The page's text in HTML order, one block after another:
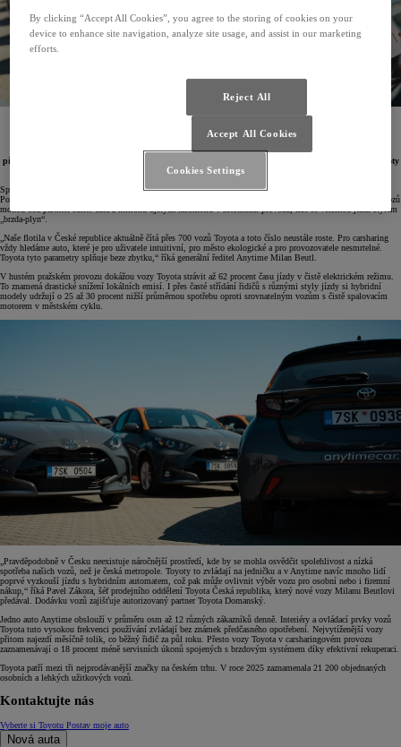
Carsharingová společnost Anytime si převzala dalších 180 nových vozů Toyota. Mezi nimi je 100
modelů Yaris a 80 modelů Yaris Cross. Všechny jsou v hybridním provedení s automatickou
převodovkou coby ideální kombinace do městského provozu. Anytime za dobu své existence od Toyoty
odebral celkově už tisícovku vozů.
Spolupráce mezi společností Anytime a Toyotou začala v Praze v roce 2019 dodávkou první stovky Yarisů.
Postupně přibyly i další modely jako Aygo X nebo Corolla či Toyota C-HR. Vedle samotného poskytnutí vozů
mohou oba partneři sdílet data z milionů ujetých kilometrů v městském provozu, kde se většinou jezdí stylem
„brzda-plyn“.
„Naše flotila v České republice aktuálně čítá přes 700 vozů Toyota a toto číslo neustále roste. Pro carsharing
vždy hledáme auto, které je pro uživatele intuitivní, pro město ekologické a pro provozovatele nesmrtelné.
Toyota tyto parametry splňuje beze zbytku,“ říká generální ředitel Anytime Milan Beutl.
V hustém pražském provozu dokážou vozy Toyota strávit až 62 procent času jízdy v čistě elektrickém režimu.
To znamená drastické snížení lokálních emisí. I přes časté střídání řidičů s různými styly jízdy si hybridní
modely udržují o 25 až 30 procent nižší průměrnou spotřebu oproti srovnatelným vozům s čistě spalovacím
motorem v městském cyklu.
„Pravděpodobně v Česku neexistuje náročnější prostředí, kde by se mohla osvědčit spolehlivost a nízká
spotřeba našich vozů, než je česká metropole. Toyoty to zvládají na jedničku a v Anytime navíc mnoho lidí
poprvé vyzkouší jízdu s hybridním automatem, což pak může ovlivnit výběr vozu pro osobní nebo i firemní
nákup,“ říká Pavel Zákora, šéf prodejního oddělení Toyota Česká republika, který nové vozy Milanu Beutlovi
předával. Dodávku vozů zajišťuje autorizovaný partner Toyota Domanský.
Jedno auto Anytime obslouží v průměru osm až 12 různých zákazníků denně. Interiéry a ovládací prvky vozů
Toyota tuto vysokou frekvenci používání zvládají bez známek předčasného opotřebení. Nejvytíženější vozy
přitom najezdí měsíčně tolik, co běžný řidič za půl roku. Přesto vozy Toyota v carsharingovém provozu
zaznamenávají o 18 procent méně servisních úkonů spojených s brzdovým systémem díky efektivní rekuperaci.
Toyota patří mezi tři nejprodávanější značky na českém trhu. V roce 2025 zaznamenala 21 200 objednaných
osobních a lehkých užitkových vozů.
Kontaktujte nás
Vyberte si Toyotu Postav moje auto
Nová auta
By clicking “Accept All Cookies”, you agree to the storing of cookies on your
device to enhance site navigation, analyze site usage, and assist in our marketing
efforts.
Reject All
Accept All Cookies
Cookies Settings